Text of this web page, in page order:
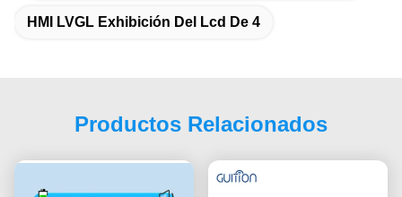
HMI LVGL Exhibición Del Lcd De 4
Productos Relacionados